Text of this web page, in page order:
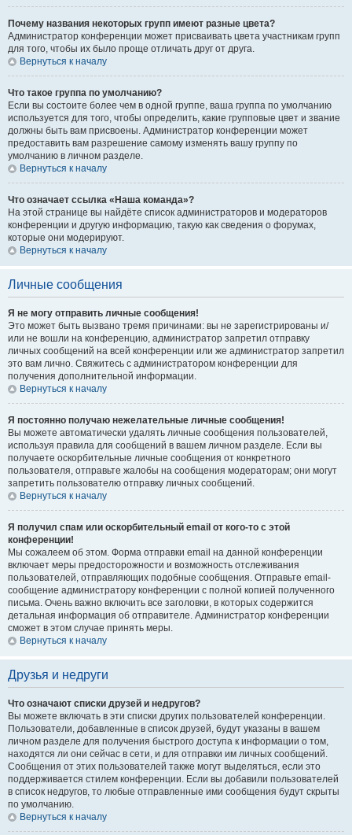
Почему названия некоторых групп имеют разные цвета?
Администратор конференции может присваивать цвета участникам групп
для того, чтобы их было проще отличать друг от друга.
Вернуться к началу
Что такое группа по умолчанию?
Если вы состоите более чем в одной группе, ваша группа по умолчанию
используется для того, чтобы определить, какие групповые цвет и звание
должны быть вам присвоены. Администратор конференции может
предоставить вам разрешение самому изменять вашу группу по
умолчанию в личном разделе.
Вернуться к началу
Что означает ссылка «Наша команда»?
На этой странице вы найдёте список администраторов и модераторов
конференции и другую информацию, такую как сведения о форумах,
которые они модерируют.
Вернуться к началу
Личные сообщения
Я не могу отправить личные сообщения!
Это может быть вызвано тремя причинами: вы не зарегистрированы и/
или не вошли на конференцию, администратор запретил отправку
личных сообщений на всей конференции или же администратор запретил
это вам лично. Свяжитесь с администратором конференции для
получения дополнительной информации.
Вернуться к началу
Я постоянно получаю нежелательные личные сообщения!
Вы можете автоматически удалять личные сообщения пользователей,
используя правила для сообщений в вашем личном разделе. Если вы
получаете оскорбительные личные сообщения от конкретного
пользователя, отправьте жалобы на сообщения модераторам; они могут
запретить пользователю отправку личных сообщений.
Вернуться к началу
Я получил спам или оскорбительный email от кого-то с этой
конференции!
Мы сожалеем об этом. Форма отправки email на данной конференции
включает меры предосторожности и возможность отслеживания
пользователей, отправляющих подобные сообщения. Отправьте email-
сообщение администратору конференции с полной копией полученного
письма. Очень важно включить все заголовки, в которых содержится
детальная информация об отправителе. Администратор конференции
сможет в этом случае принять меры.
Вернуться к началу
Друзья и недруги
Что означают списки друзей и недругов?
Вы можете включать в эти списки других пользователей конференции.
Пользователи, добавленные в список друзей, будут указаны в вашем
личном разделе для получения быстрого доступа к информации о том,
находятся ли они сейчас в сети, и для отправки им личных сообщений.
Сообщения от этих пользователей также могут выделяться, если это
поддерживается стилем конференции. Если вы добавили пользователей
в список недругов, то любые отправленные ими сообщения будут скрыты
по умолчанию.
Вернуться к началу